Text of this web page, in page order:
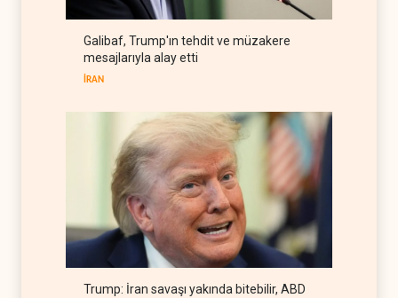
rezervlerini son 45 yılın
dibine indirdi
Galibaf, Trump'ın tehdit ve müzakere
mesajlarıyla alay etti
İRAN
Trump: İran savaşı yakında bitebilir, ABD